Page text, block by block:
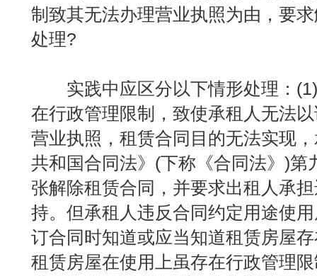
制致其无法办理营业执照为由，要
处理?
实践中应区分以下情形处理：(1)
在行政管理限制，致使承租人无法
营业执照，租赁合同目的无法实现
共和国合同法》(下称《合同法》)第
张解除租赁合同，并要求出租人承
持。但承租人违反合同约定用途使
订合同时知道或应当知道租赁房屋
租赁房屋在使用上虽存在行政管理